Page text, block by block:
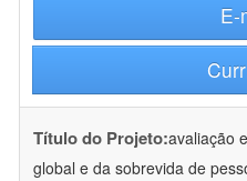
E-
Título do Projeto:avaliação
global e da sobrevida de